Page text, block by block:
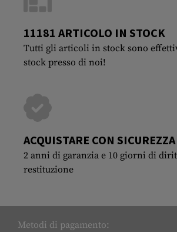
11181 ARTICOLO IN STOCK
Tutti gli articoli in stock sono
stock presso di noi!
ACQUISTARE CON SICUREZZA
2 anni di garanzia e 10 giorni di
restituzione
Metodi di pagamento: